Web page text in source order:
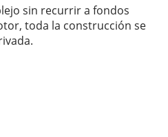
sin recurrir a fondos
toda la construcción se